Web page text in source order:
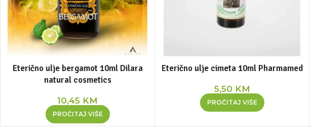
Eterično ulje bergamot 10ml Dilara
natural cosmetics
10,45 KM
PROČITAJ VIŠE
Eterično ulje cimeta 10ml Pharmamed
5,50 KM
PROČITAJ VIŠE